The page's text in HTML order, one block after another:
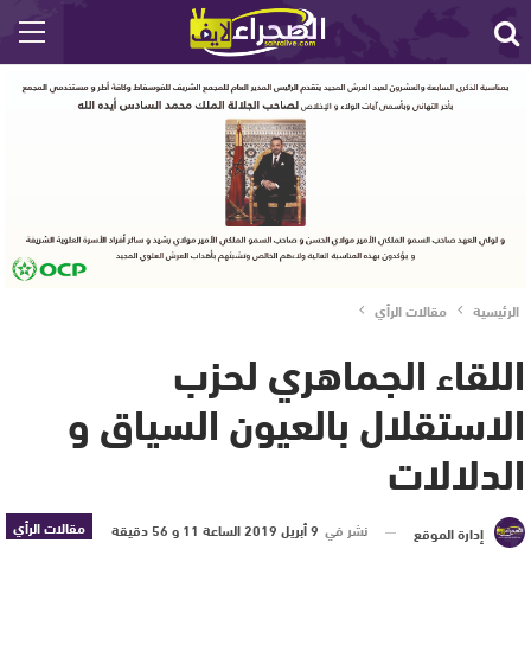
الرئيسية مقالات الرأي
اللقاء الجماهري لحزب
الاستقلال بالعيون السياق و
الدلالات
مقالات الرأي إدارة الموقع نشر في 9 أبريل 2019 الساعة 11 و 56 دقيقة